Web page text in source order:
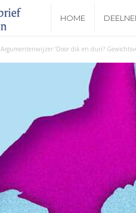
HOME
Argumentenwijzer ‘Door dik en dun?